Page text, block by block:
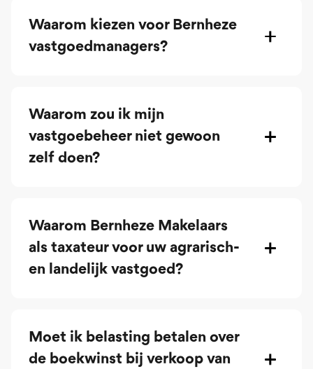
Waarom kiezen voor Bernheze
vastgoedmanagers?
Waarom zou ik mijn
vastgoebeheer niet gewoon
zelf doen?
Waarom Bernheze Makelaars
als taxateur voor uw agrarisch-
en landelijk vastgoed?
Moet ik belasting betalen over
de boekwinst bij verkoop van